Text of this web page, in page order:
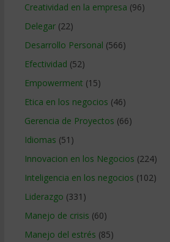
Creatividad en la empresa (96)
Delegar(22)
Desarrollo Personal (566)
Efectividad (52)
Empowerment (15)
Etica en los negocios (46)
Gerencia de Proyectos (66)
Idiomas (51)
Innovacion en los Negocios (224)
Inteligencia en los negocios (102)
Liderazgo (331)
Manejo de crisis (60)
Manejo del estrés (85)